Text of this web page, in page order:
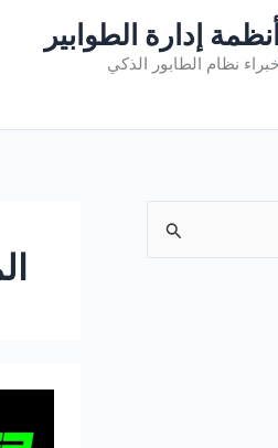
أنظمة إدارة الطوابير
خبراء نظام الطابور الذكي